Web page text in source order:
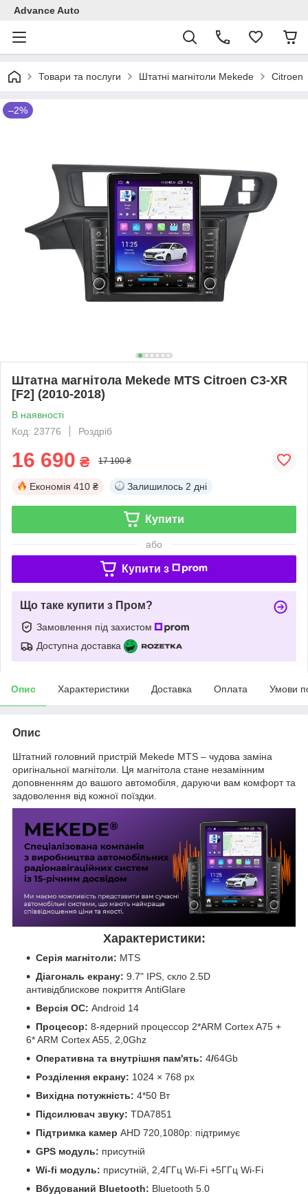
Advance Auto
Товари та послуги Штатні магнітоли Mekede Citroen
–2%
Штатна магнітола Mekede MTS Citroen C3-XR
[F2] (2010-2018)
В наявності
Код: 23776
Роздріб
16 690 ₴ 17 100 ₴
Економія 410 ₴ Залишилось 2 дні
Купити
або
Купити з
Що таке купити з Пром?
Замовлення під захистом
Доступна доставка
Опис Характеристики Доставка Оплата Умови
Опис
Штатний головний пристрій Mekede MTS – чудова заміна
оригінальної магнітоли. Ця магнітола стане незамінним
доповненням до вашого автомобіля, даруючи вам комфорт та
задоволення від кожної поїздки.
Характеристики:
Серія магнітоли: MTS
Діагональ екрану: 9.7" IPS, скло 2.5D
антивідблискове покриття AntiGlare
Версія ОС: Android 14
Процесор: 8-ядерний процессор 2*ARM Cortex A75 +
6* ARM Cortex A55, 2,0Ghz
Оперативна та внутрішня пам'ять: 4/64Gb
Розділення екрану: 1024 × 768 px
Вихідна потужність: 4*50 Вт
Підсилювач звуку: TDA7851
Підтримка камер AHD 720,1080р: підтримує
GPS модуль: присутній
Wi-fi модуль: присутній, 2,4ГГц Wi-Fi +5ГГц Wi-Fi
Вбудований Bluetooth: Bluetooth 5.0